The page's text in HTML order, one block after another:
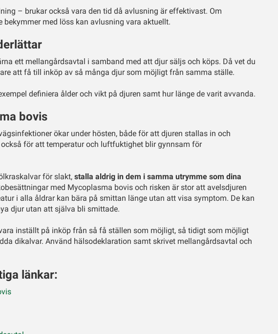
– brukar också vara den tid då avlusning är effektivast. Om
bekymmer med löss kan avlusning vara aktuellt.
ett mellangårdsavtal i samband med att djur säljs och köps. Då vet du
att få till inköp av så många djur som möjligt från samma ställe.
definiera ålder och vikt på djuren samt hur länge de varit avvanda.
bovis
ökar under hösten, både för att djuren stallas in och
för att temperatur och luftfuktighet blir gynnsam för
för slakt, stalla aldrig in dem i samma utrymme som dina
med Mycoplasma bovis och risken är stor att avelsdjuren
i alla åldrar kan bära på smittan länge utan att visa symptom. De kan
djur utan att själva bli smittade.
inställt på inköp från så få ställen som möjligt, så tidigt som möjligt
dikalvar. Använd hälsodeklaration samt skrivet mellangårdsavtal och
länkar: